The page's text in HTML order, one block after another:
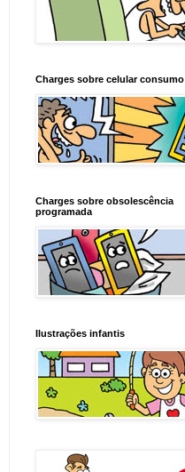
Charges sobre celular consumo
Charges sobre obsolescência
programada
Ilustrações infantis